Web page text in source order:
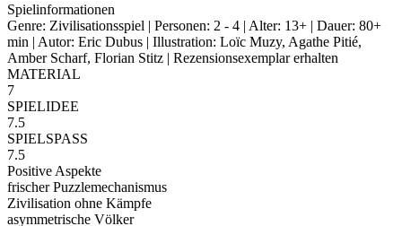
Spielinformationen
Genre: Zivilisationsspiel | Personen: 2 - 4 | Alter: 13+ | Dauer: 80+
min | Autor: Eric Dubus | Illustration: Loïc Muzy, Agathe Pitié,
Amber Scharf, Florian Stitz | Rezensionsexemplar erhalten
MATERIAL
7
SPIELIDEE
7.5
SPIELSPASS
7.5
Positive Aspekte
frischer Puzzlemechanismus
Zivilisation ohne Kämpfe
asymmetrische Völker